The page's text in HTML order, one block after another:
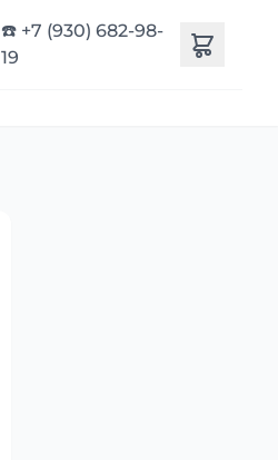
☎️ +7 (930) 682-98-
19